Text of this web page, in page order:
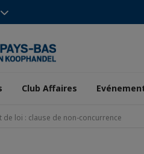
Club Affaires
de loi : clause de non-concurrence